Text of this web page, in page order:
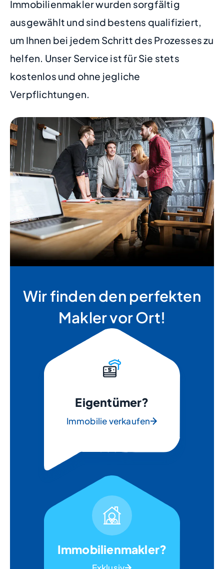
Immobilienmakler wurden sorgfältig
ausgewählt und sind bestens qualifiziert,
um Ihnen bei jedem Schritt des Prozesses zu
helfen. Unser Service ist für Sie stets
kostenlos und ohne jegliche
Verpflichtungen.
Wir finden den perfekten
Makler vor Ort!
Eigentümer?
Immobilie verkaufen
Immobilienmakler?